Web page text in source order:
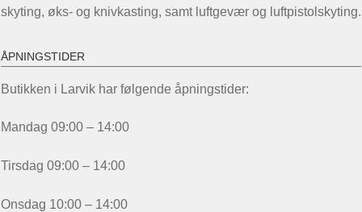
skyting, øks- og knivkasting, samt luftgevær og luftpistolskyting.
ÅPNINGSTIDER
Butikken i Larvik har følgende åpningstider:
Mandag 09:00 – 14:00
Tirsdag 09:00 – 14:00
Onsdag 10:00 – 14:00